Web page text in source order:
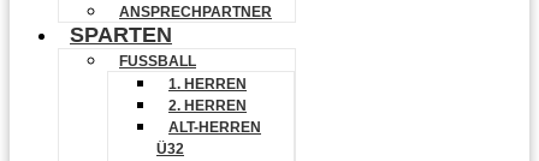
ANSPRECHPARTNER
SPARTEN
FUSSBALL
1. HERREN
2. HERREN
ALT-HERREN
Ü32